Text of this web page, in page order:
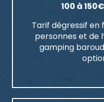
100 à
Tarif dégressif
personnes et de
gamping